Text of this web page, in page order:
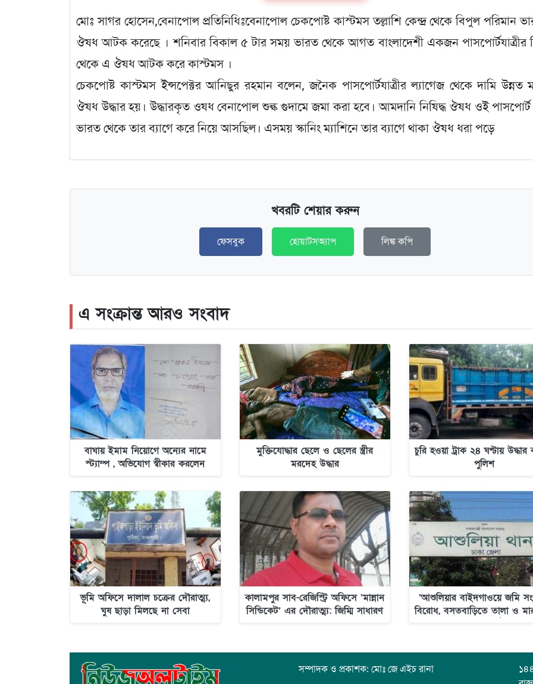
মোঃ সাগর হোসেন,বেনাপোল প্রতিনিধিঃবেনাপোল চেকপোষ্ট কাস্টমস তল্লাশি কেন্দ্র থেকে বিপুল পরিমান
ঔষধ আটক করেছে । শনিবার বিকাল ৫ টার সময় ভারত থেকে আগত বাংলাদেশী একজন পাসপোর্টযাত্রীর
থেকে এ ঔষধ আটক করে কাস্টমস ।
চেকপোষ্ট কাস্টমস ইন্সপেক্টর আনিছুর রহমান বলেন, জনৈক পাসপোর্টযাত্রীর ল্যাগেজ থেকে দামি উন্নত
ঔষধ উদ্ধার হয়। উদ্ধারকৃত ওষধ বেনাপোল শুল্ক গুদামে জমা করা হবে। আমদানি নিষিদ্ধ ঔষধ ওই পাসপোর্ট
ভারত থেকে তার ব্যাগে করে নিয়ে আসছিল। এসময় স্কানিং ম্যাশিনে তার ব্যাগে থাকা ঔষধ ধরা পড়ে
খবরটি শেয়ার করুন
ফেসবুক হোয়াটসঅ্যাপ লিঙ্ক কপি
এ সংক্রান্ত আরও সংবাদ
বাঘায় ইমাম নিয়োগে অন্যের নামে
স্ট্যাম্প , অভিযোগ স্বীকার করলেন
মুক্তিযোদ্ধার ছেলে ও ছেলের স্ত্রীর
মরদেহ উদ্ধার
চুরি হওয়া ট্রাক ২৪ ঘণ্টায়
পুলিশ
ভূমি অফিসে দালাল চক্রের দৌরাত্ম্য,
ঘুষ ছাড়া মিলছে না সেবা
কালামপুর সাব-রেজিস্ট্রি অফিসে ‘মান্নান
সিন্ডিকেট’ এর দৌরাত্ম্য: জিম্মি সাধারণ
‘আশুলিয়ার বাইদগাওয়ে জমি
বিরোধ, বসতবাড়িতে তালা ও
সম্পাদক ও প্রকাশক: মোঃ জে এইচ রানা